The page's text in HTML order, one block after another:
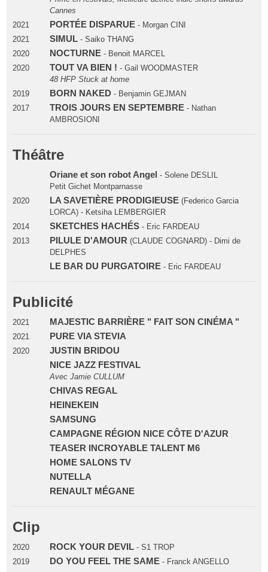
Cannes
2021
PORTÉE DISPARUE- Morgan CINI
2021
SIMUL- Saiko THANG
2020
NOCTURNE- Benoit MARCEL
2020
TOUT VA BIEN ! - Gail WOODMASTER
48 HFP Stuck at home
2019
BORN NAKED- Benjamin GEJMAN
2017
TROIS JOURS EN SEPTEMBRE- Nathan
AMBROSIONI
Théâtre
Oriane et son robot Angel - Solene DESLIL
Petit Gichet Montparnasse
2020
LA SAVETIÈRE PRODIGIEUSE(Federico Garcia
LORCA) - Ketsiha LEMBERGIER
2014
SKETCHES HACHÉS- Eric FARDEAU
2013
PILULE D'AMOUR (CLAUDE COGNARD) - Dimi de
DELPHES
LE BAR DU PURGATOIRE- Eric FARDEAU
Publicité
2021 MAJESTIC BARRIÈRE " FAIT SON CINÉMA "
2021 PURE VIA STEVIA
2020
JUSTIN BRIDOU
NICE JAZZ FESTIVAL
Avec Jamie CULLUM
CHIVAS REGAL
HEINEKEIN
SAMSUNG
CAMPAGNE RÉGION NICE CÔTE D'AZUR
TEASER INCROYABLE TALENT M6
HOME SALONS TV
NUTELLA
RENAULT MÉGANE
Clip
2020 ROCK YOUR DEVIL- S1 TROP
2019
DO YOU FEEL THE SAME- Franck ANGELLO